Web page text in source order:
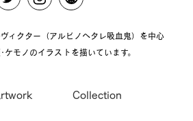
ィクター（アルビノヘタレ吸血鬼）を中心
モノのイラストを描いています。
Collection